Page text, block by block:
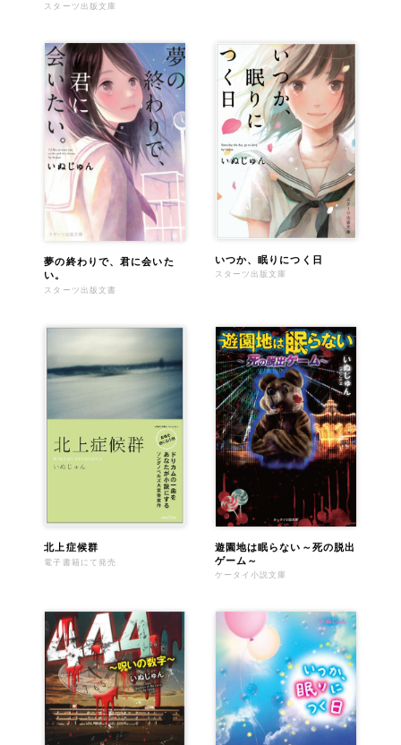
スターツ出版文庫
夢の終わりで、君に会いた
い。
スターツ出版文書
いつか、眠りにつく日
スターツ出版文庫
北上症候群
電子書籍にて発売
遊園地は眠らない～死の脱出
ゲーム～
ケータイ小説文庫